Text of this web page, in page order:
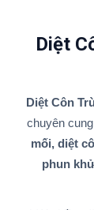
Diệt
Diệt Côn
chuyên
mối, diệt
phun